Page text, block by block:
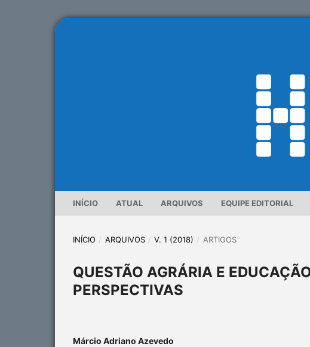
INÍCIO ATUAL ARQUIVOS EQUIPE EDITORIAL
INÍCIO / ARQUIVOS / V. 1 (2018) / ARTIGOS
QUESTÃO AGRÁRIA E
PERSPECTIVAS
Márcio Adriano Azevedo